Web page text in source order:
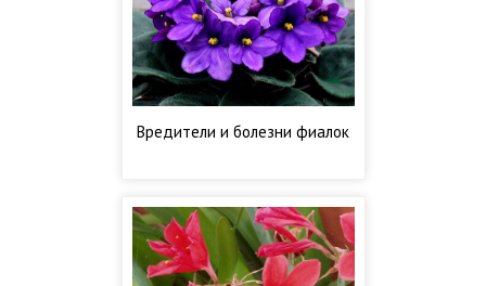
Вредители и болезни фиалок